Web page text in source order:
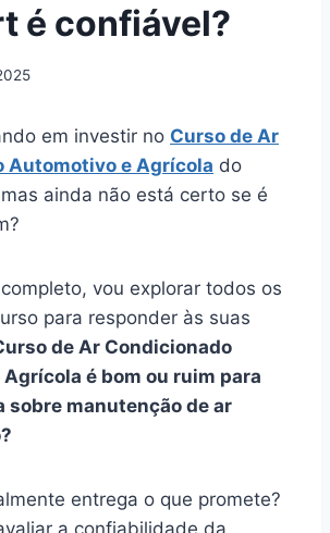
é confiável?
em investir no Curso de Ar
Automotivo e Agrícola do
ainda não está certo se é
vou explorar todos os
para responder às suas
de Ar Condicionado
é bom ou ruim para
sobre manutenção de ar
entrega o que promete?